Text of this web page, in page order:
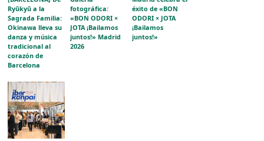
Ryūkyū a la
Sagrada Familia:
Okinawa lleva su
danza y música
tradicional al
corazón de
Barcelona
fotográfica:
«BON ODORI ×
JOTA ¡Bailamos
juntos!» Madrid
2026
éxito de «BON
ODORI × JOTA
¡Bailamos
juntos!»